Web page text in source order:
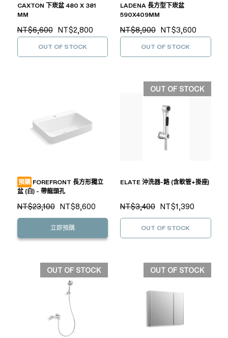
CAXTON 下崁盆 480 X 381
MM
NT$6,600 NT$2,800
OUT OF STOCK
LADENA 長方型下崁盆
590X409MM
NT$8,900 NT$3,600
OUT OF STOCK
預購 FOREFRONT 長方形獨立
盆 (白) - 帶龍頭孔
NT$23,100 NT$8,600
立即預購
OUT OF STOCK
ELATE 沖洗器-鉻 (含軟管+掛座)
NT$3,400 NT$1,390
OUT OF STOCK
OUT OF STOCK OUT OF STOCK